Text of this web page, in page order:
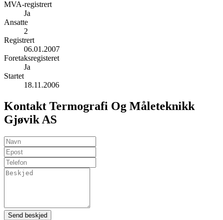
MVA-registrert
Ja
Ansatte
2
Registrert
06.01.2007
Foretaksregisteret
Ja
Startet
18.11.2006
Kontakt Termografi Og Måleteknikk
Gjøvik AS
Send beskjed